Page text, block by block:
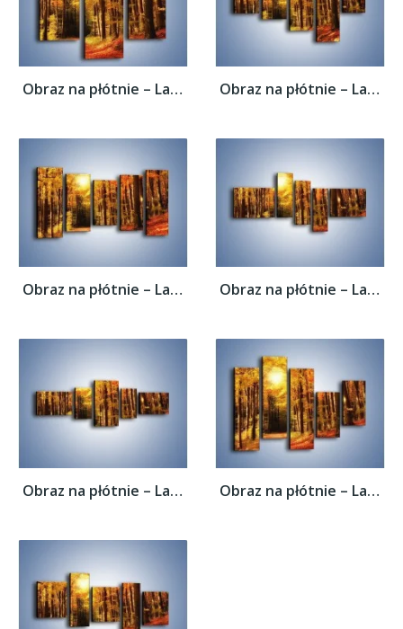
Obraz na płótnie – Lasem w stronę słońca –... Obraz na płótnie – Lasem w stronę słońca –...
Obraz na płótnie – Lasem w stronę słońca –... Obraz na płótnie – Lasem w stronę słońca –...
Obraz na płótnie – Lasem w stronę słońca –... Obraz na płótnie – Lasem w stronę słońca –...